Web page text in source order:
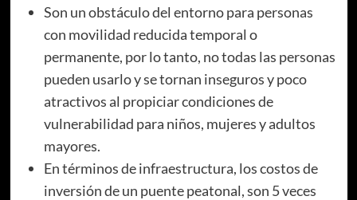
Son un obstáculo del entorno para personas
con movilidad reducida temporal o
permanente, por lo tanto, no todas las personas
pueden usarlo y se tornan inseguros y poco
atractivos al propiciar condiciones de
vulnerabilidad para niños, mujeres y adultos
mayores.
En términos de infraestructura, los costos de
inversión de un puente peatonal, son 5 veces